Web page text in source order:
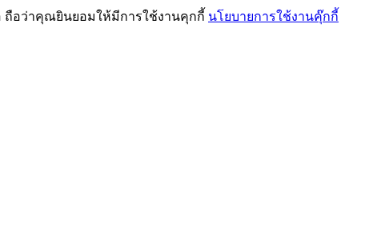
ถือว่าคุณยินยอมให้มีการใช้งานคุกกี้ นโยบายการใช้งานคุ๊กกี้